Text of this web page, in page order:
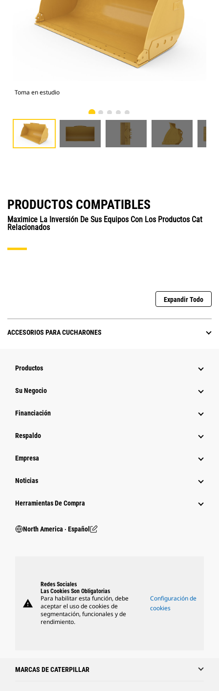
Toma en estudio
PRODUCTOS COMPATIBLES
Maximice La Inversión De Sus Equipos Con Los Productos Cat
Relacionados
Expandir Todo
ACCESORIOS PARA CUCHARONES
Productos
Su Negocio
Financiación
Respaldo
Empresa
Noticias
Herramientas De Compra
North America ‧ Español
warning
Redes Sociales
Las Cookies Son Obligatorias
Para habilitar esta función, debe
aceptar el uso de cookies de
segmentación, funcionales y de
rendimiento.
Configuración de
cookies
MARCAS DE CATERPILLAR